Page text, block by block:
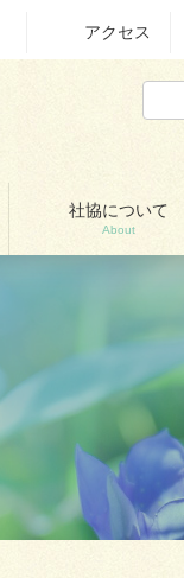
アクセス
社協について
About